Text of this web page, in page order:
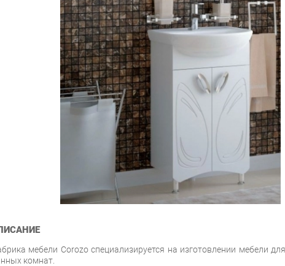
мебели Corozo специализируется на изготовлении мебели для
комнат.